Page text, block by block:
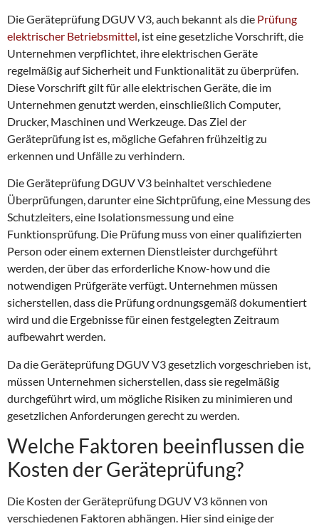
Die Geräteprüfung DGUV V3, auch bekannt als die Prüfung
elektrischer Betriebsmittel, ist eine gesetzliche Vorschrift, die
Unternehmen verpflichtet, ihre elektrischen Geräte
regelmäßig auf Sicherheit und Funktionalität zu überprüfen.
Diese Vorschrift gilt für alle elektrischen Geräte, die im
Unternehmen genutzt werden, einschließlich Computer,
Drucker, Maschinen und Werkzeuge. Das Ziel der
Geräteprüfung ist es, mögliche Gefahren frühzeitig zu
erkennen und Unfälle zu verhindern.
Die Geräteprüfung DGUV V3 beinhaltet verschiedene
Überprüfungen, darunter eine Sichtprüfung, eine Messung des
Schutzleiters, eine Isolationsmessung und eine
Funktionsprüfung. Die Prüfung muss von einer qualifizierten
Person oder einem externen Dienstleister durchgeführt
werden, der über das erforderliche Know-how und die
notwendigen Prüfgeräte verfügt. Unternehmen müssen
sicherstellen, dass die Prüfung ordnungsgemäß dokumentiert
wird und die Ergebnisse für einen festgelegten Zeitraum
aufbewahrt werden.
Da die Geräteprüfung DGUV V3 gesetzlich vorgeschrieben ist,
müssen Unternehmen sicherstellen, dass sie regelmäßig
durchgeführt wird, um mögliche Risiken zu minimieren und
gesetzlichen Anforderungen gerecht zu werden.
Welche Faktoren beeinflussen die
Kosten der Geräteprüfung?
Die Kosten der Geräteprüfung DGUV V3 können von
verschiedenen Faktoren abhängen. Hier sind einige der